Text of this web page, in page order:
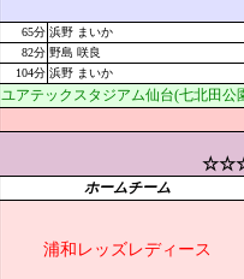
65分 浜野 まいか
82分 野島 咲良
104分 浜野 まいか
ユアテックスタジアム仙台(七北田公
ホームチーム
浦和レッズレディース